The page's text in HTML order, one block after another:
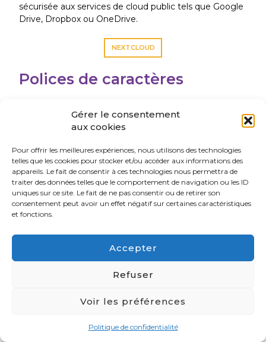
Gérer le consentement
aux cookies
Pour offrir les meilleures expériences, nous utilisons des technologies
telles que les cookies pour stocker et/ou accéder aux informations des
appareils. Le fait de consentir à ces technologies nous permettra de
traiter des données telles que le comportement de navigation ou les ID
uniques sur ce site. Le fait de ne pas consentir ou de retirer son
consentement peut avoir un effet négatif sur certaines caractéristiques
et fonctions.
Accepter
Refuser
Voir les préférences
Politique de confidentialité
sécurisée aux services de cloud public tels que Google
Drive, Dropbox ou OneDrive.
NEXTCLOUD
Polices de caractères
Google Fonts est un service d’hébergement gratuit
Ces polices sont sous licences libres
GOOGLE FONTS